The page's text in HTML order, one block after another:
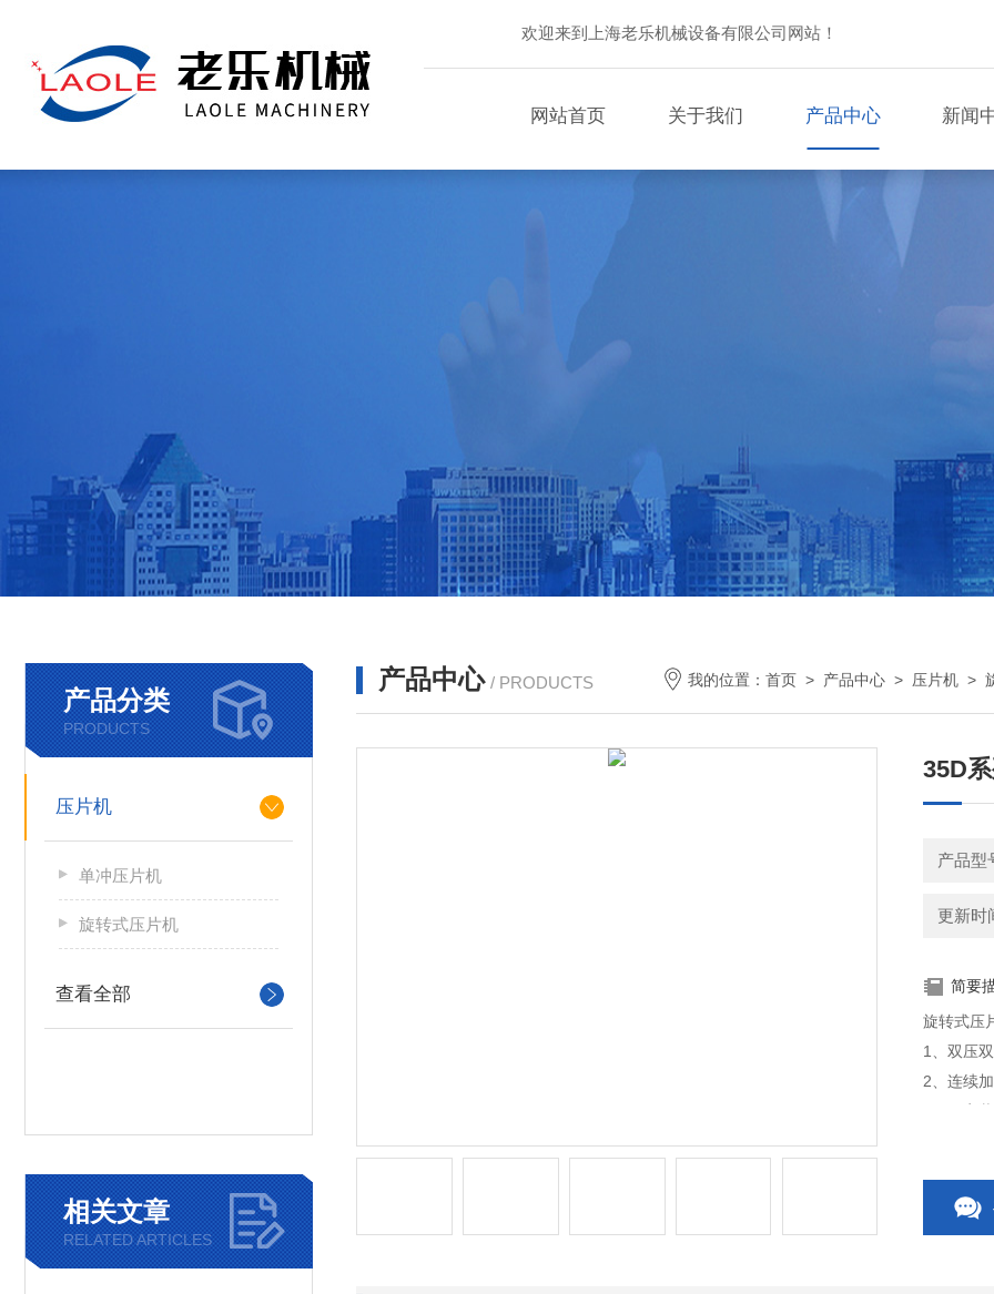
欢迎来到上海老乐机械设备有限公司网站！
网站首页 关于我们 产品中心 新闻
产品分类
PRODUCTS
压片机
单冲压片机
旋转式压片机
查看全部
相关文章
RELATED ARTICLES
产品中心 / PRODUCTS 我的位置： 首页 > 产品中心 > 压片机 >
35D
产品型
更新时
简要
旋转式压
1、双压
2、连续
3、可安